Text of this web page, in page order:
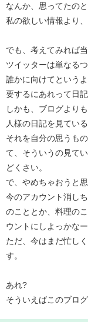
なんか、思ってたの
私の欲しい情報より
でも、考えてみれば当
ツイッターは単なるつ
誰かに向けてという
要するにあれって日記
しかも、ブログより
人様の日記を見てい
それを自分の思うも
て、そういうの見て
どくさい。
で、やめちゃおうと思
今のアカウント消し
のこととか、料理の
ウントにしよっかなー
ただ、今はまだ忙し
す。
あれ?
そういえばこのブロ